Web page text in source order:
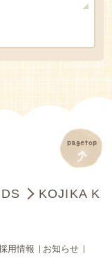
KOJIKA K
用情報 お知らせ